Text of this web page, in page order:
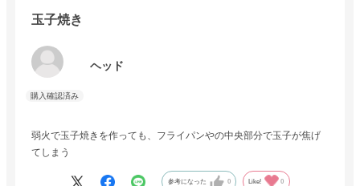
玉子焼き
ヘッド
弱火で玉子焼きを作っても、フライパンやの中央部分で玉子が焦げ
てしまう
参考になった 0 Like! 0